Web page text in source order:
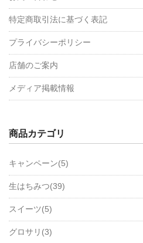
特定商取引法に基づく表記
プライバシーポリシー
店舗のご案内
メディア掲載情報
商品カテゴリ
キャンペーン(5)
生はちみつ(39)
スイーツ(5)
グロサリ(3)